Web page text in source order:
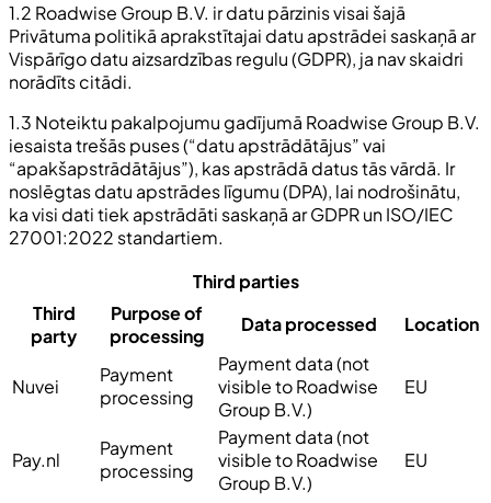
1.2 Roadwise Group B.V. ir datu pārzinis visai šajā
Privātuma politikā aprakstītajai datu apstrādei saskaņā ar
Vispārīgo datu aizsardzības regulu (GDPR), ja nav skaidri
norādīts citādi.
1.3 Noteiktu pakalpojumu gadījumā Roadwise Group B.V.
iesaista trešās puses (“datu apstrādātājus” vai
“apakšapstrādātājus”), kas apstrādā datus tās vārdā. Ir
noslēgtas datu apstrādes līgumu (DPA), lai nodrošinātu,
ka visi dati tiek apstrādāti saskaņā ar GDPR un ISO/IEC
27001:2022 standartiem.
Third parties
Third
party
Purpose of
processing
Data processed Location
Nuvei
Payment
processing
Payment data (not
visible to Roadwise
Group B.V.)
EU
Pay.nl
Payment
processing
Payment data (not
visible to Roadwise
Group B.V.)
EU